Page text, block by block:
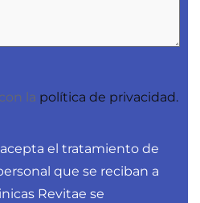
la política de privacidad.
el tratamiento de
que se reciban a
Revitae se